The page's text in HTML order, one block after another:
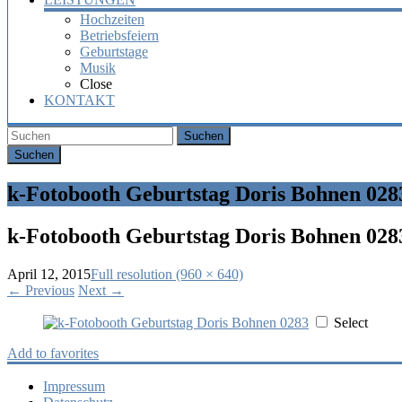
Hochzeiten
Betriebsfeiern
Geburtstage
Musik
Close
KONTAKT
Suchen
k-Fotobooth Geburtstag Doris Bohnen
k-Fotobooth Geburtstag Doris Bohnen
April 12, 2015Full resolution (960 × 640)
← Previous Next →
Select
Add to favorites
Impressum